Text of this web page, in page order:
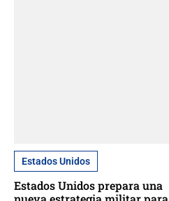
Estados Unidos
Estados Unidos prepara una